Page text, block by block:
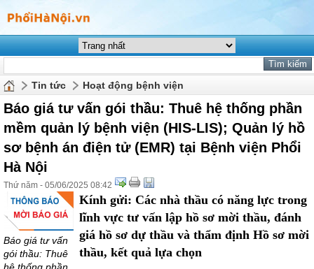
Tin tức Hoạt động bệnh viện
Báo giá tư vấn gói thầu: Thuê hệ thống phần
mềm quản lý bệnh viện (HIS-LIS); Quản lý hồ
sơ bệnh án điện tử (EMR) tại Bệnh viện Phổi
Hà Nội
Thứ năm - 05/06/2025 08:42
Báo giá tư vấn
gói thầu: Thuê
Kính gửi: Các nhà thầu có năng lực trong
lĩnh vực tư vấn lập hồ sơ mời thầu, đánh
giá hồ sơ dự thầu và thẩm định Hồ sơ mời
thầu, kết quả lựa chọn